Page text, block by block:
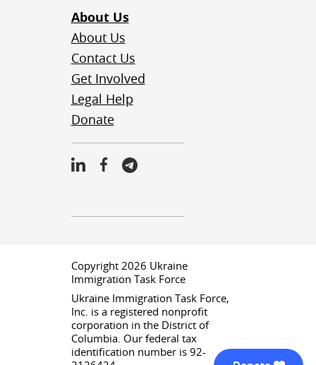
About Us
About Us
Contact Us
Get Involved
Legal Help
Donate
Copyright 2026 Ukraine
Immigration Task Force
Ukraine Immigration Task Force,
Inc. is a registered nonprofit
corporation in the District of
Columbia. Our federal tax
identification number is 92-